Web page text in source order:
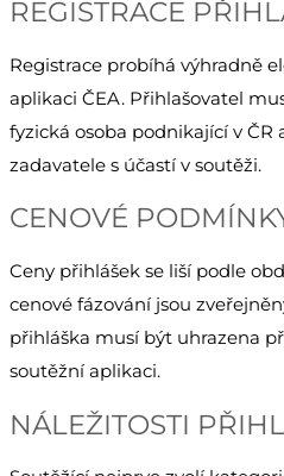
REGISTRACE
Registrace probíhá výhradně
aplikaci ČEA. Přihlašovatel
fyzická osoba podnikající v ČR
zadavatele s účastí v soutěži.
CENOVÉ
Ceny přihlášek se liší podle
cenové fázování jsou
přihláška musí být uhrazena
soutěžní aplikaci.
NÁLEŽITOSTI